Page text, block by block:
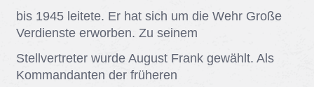
bis 1945 lei­te­te. Er hat sich um die Wehr Gro­ße
Ver­diens­te er­wor­ben. Zu sei­nem
Stell­ver­tre­ter wur­de Au­gust Frank ge­wählt. Als
Kom­man­dan­ten der frü­he­ren